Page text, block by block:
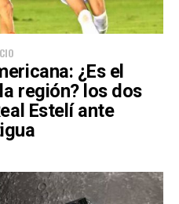
¿Es el
región? los dos
Estelí ante